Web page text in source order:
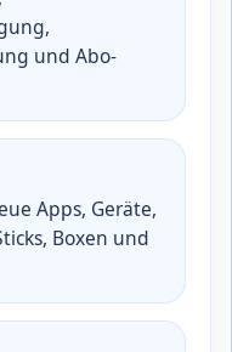
und Abo-
Apps, Geräte,
Boxen und